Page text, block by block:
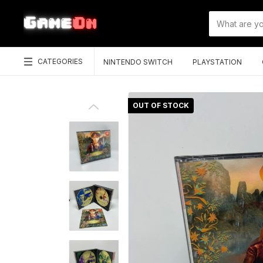
CATEGORIES NINTENDO SWITCH PLAYSTATION
OUT OF STOCK